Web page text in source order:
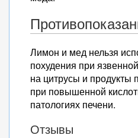
Лимон и мед нельзя
похудения при
на цитрусы и продукты
при повышенной
патологиях печени.
Отзывы